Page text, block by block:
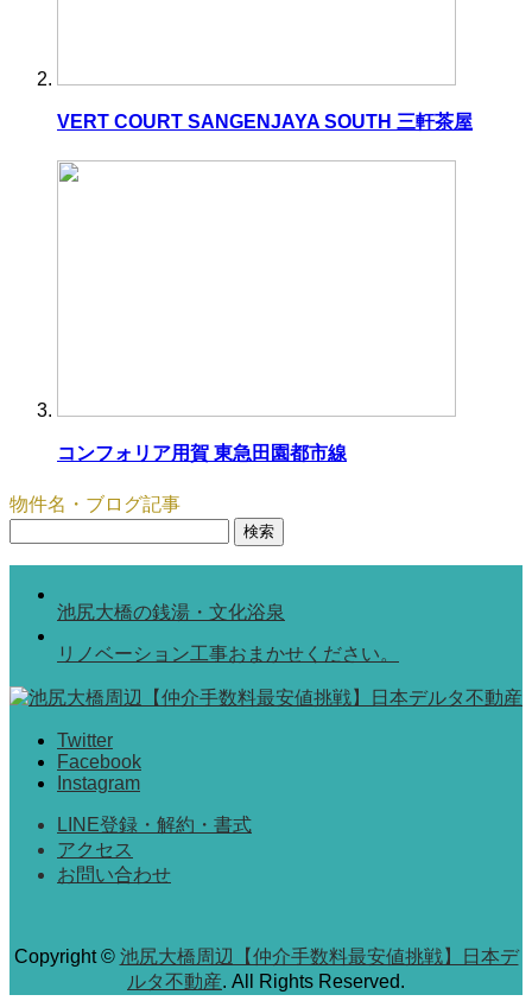
VERT COURT SANGENJAYA SOUTH 三軒茶屋
コンフォリア用賀 東急田園都市線
物件名・ブログ記事
池尻大橋の銭湯・文化浴泉
リノベーション工事おまかせください。
Twitter
Facebook
Instagram
LINE登録・解約・書式
アクセス
お問い合わせ
Copyright© 池尻大橋周辺【仲介手数料最安値挑戦】日本デ
ルタ不動産. All Rights Reserved.